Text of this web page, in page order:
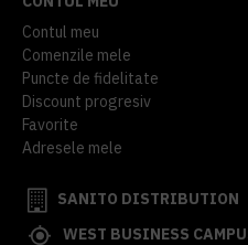
Contul meu
Comenzile mele
Puncte de fidelitate
Discount progresiv
Favorite
Adresele mele
SANITO DISTRIBUTION
WEST BUSINESS